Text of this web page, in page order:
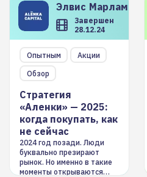
Элвис Марламов
Завершен
28.12.24
Опытным
Акции
Обзор
Стратегия
«Аленки» — 2025:
когда покупать, как
не сейчас
2024 год позади. Люди
буквально презирают
рынок. Но именно в такие
моменты открываются